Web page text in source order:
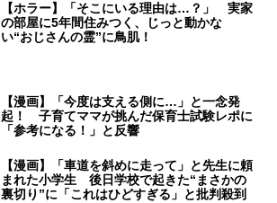
【ホラー】「そこにいる理由は…？」 実家
の部屋に5年間住みつく、じっと動かな
い“おじさんの霊”に鳥肌！
【漫画】「今度は支える側に…」と一念発
起！ 子育てママが挑んだ保育士試験レポに
「参考になる！」と反響
【漫画】「車道を斜めに走って」と先生に頼
まれた小学生 後日学校で起きた“まさかの
裏切り”に「これはひどすぎる」と批判殺到